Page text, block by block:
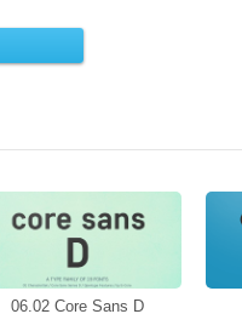
06.02 Core Sans D